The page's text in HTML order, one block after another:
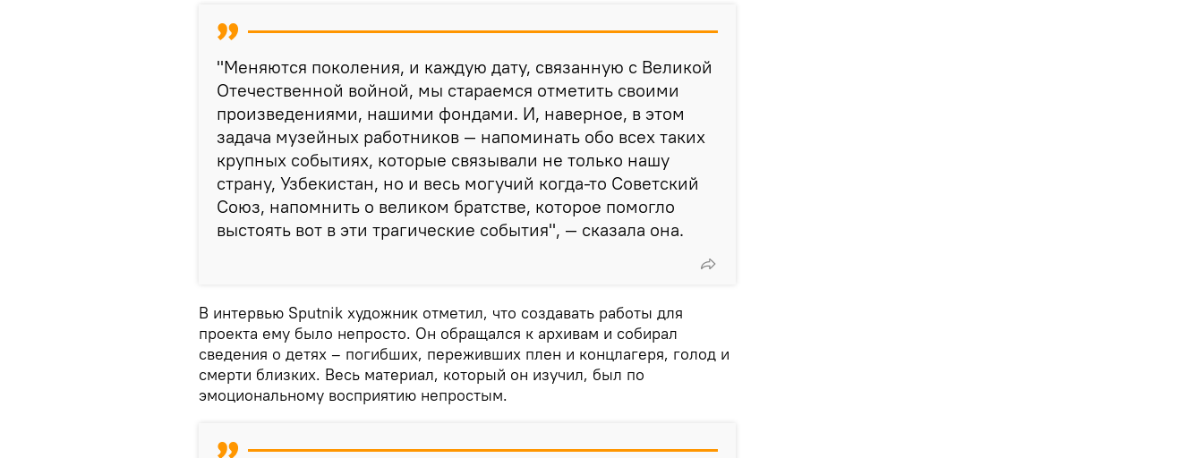
"Меняются поколения, и каждую дату, связанную с Великой
Отечественной войной, мы стараемся отметить своими
произведениями, нашими фондами. И, наверное, в этом
задача музейных работников — напоминать обо всех таких
крупных событиях, которые связывали не только нашу
страну, Узбекистан, но и весь могучий когда-то Советский
Союз, напомнить о великом братстве, которое помогло
выстоять вот в эти трагические события", — сказала она.
В интервью Sputnik художник отметил, что создавать работы для
проекта ему было непросто. Он обращался к архивам и собирал
сведения о детях – погибших, переживших плен и концлагеря, голод и
смерти близких. Весь материал, который он изучил, был по
эмоциональному восприятию непростым.